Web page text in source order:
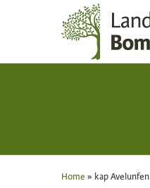
Home » kap Avelunfen